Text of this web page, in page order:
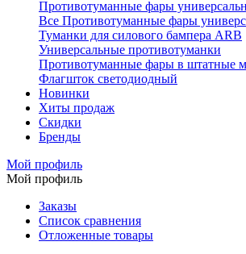
Противотуманные фары
Все Противотуманные фары
Туманки для силового бампера ARB
Универсальные противотуманки
Противотуманные фары в штатные
Флагшток светодиодный
Новинки
Хиты продаж
Скидки
Бренды
Мой профиль
Мой профиль
Заказы
Список сравнения
Отложенные товары